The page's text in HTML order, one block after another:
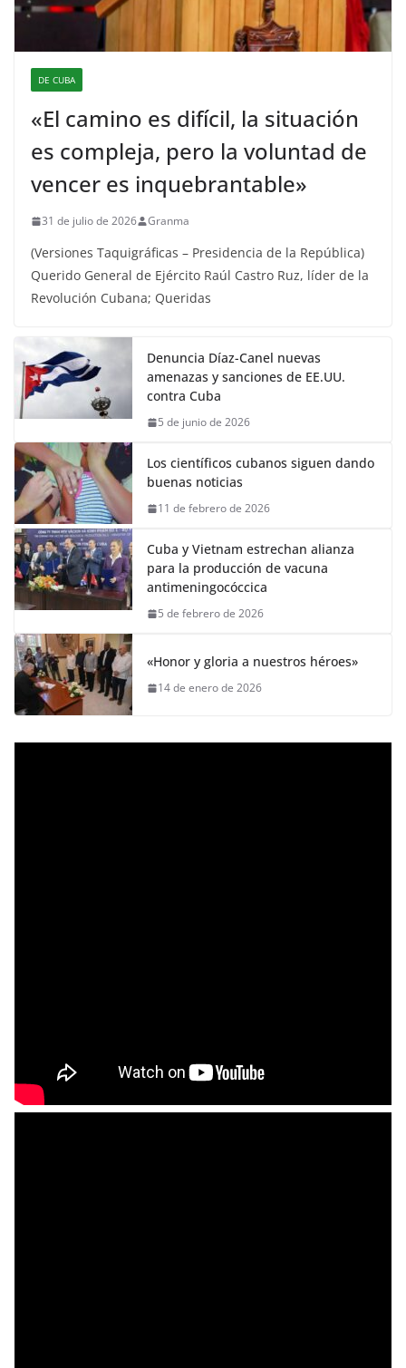
DE CUBA
«El camino es difícil, la situación
es compleja, pero la voluntad de
vencer es inquebrantable»
31 de julio de 2026 Granma
(Versiones Taquigráficas – Presidencia de la República)
Querido General de Ejército Raúl Castro Ruz, líder de la
Revolución Cubana; Queridas
Denuncia Díaz-Canel nuevas
amenazas y sanciones de EE.UU.
contra Cuba
5 de junio de 2026
Los científicos cubanos siguen dando
buenas noticias
11 de febrero de 2026
Cuba y Vietnam estrechan alianza
para la producción de vacuna
antimeningocóccica
5 de febrero de 2026
«Honor y gloria a nuestros héroes»
14 de enero de 2026